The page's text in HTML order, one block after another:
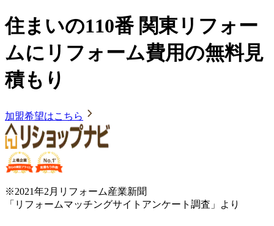
住まいの110番 関東リフォー
ムにリフォーム費用の無料見
積もり
加盟希望はこちら
※2021年2月リフォーム産業新聞
「リフォームマッチングサイトアンケート調査」より